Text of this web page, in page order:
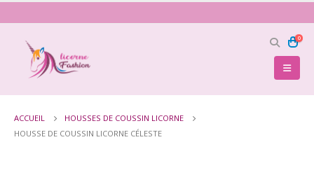
0
ACCUEIL
HOUSSES DE COUSSIN LICORNE
HOUSSE DE COUSSIN LICORNE CÉLESTE